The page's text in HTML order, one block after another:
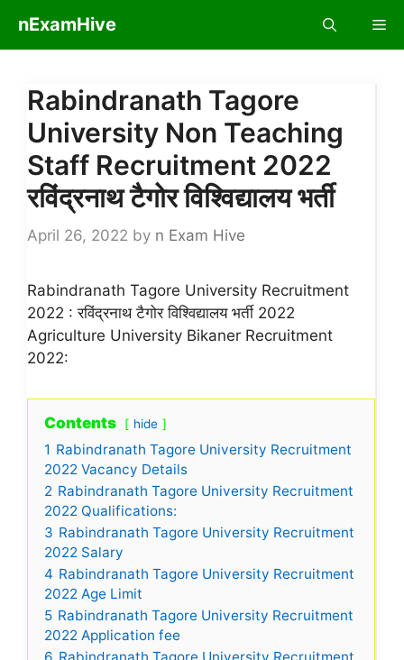
content
nExamHive
Rabindranath Tagore
University Non Teaching
Staff Recruitment 2022
रविंद्रनाथ टैगोर विश्विद्यालय भर्ती
April 26, 2022 by n Exam Hive
Rabindranath Tagore University Recruitment
2022 : रविंद्रनाथ टैगोर विश्विद्यालय भर्ती 2022
Agriculture University Bikaner Recruitment
2022:
Contents hide
1 Rabindranath Tagore University Recruitment
2022 Vacancy Details
2 Rabindranath Tagore University Recruitment
2022 Qualifications:
3 Rabindranath Tagore University Recruitment
2022 Salary
4 Rabindranath Tagore University Recruitment
2022 Age Limit
5 Rabindranath Tagore University Recruitment
2022 Application fee
6 Rabindranath Tagore University Recruitment